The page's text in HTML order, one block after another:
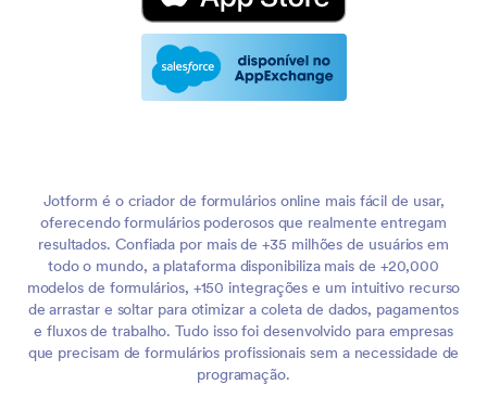
Jotform é o criador de formulários online mais fácil de usar,
oferecendo formulários poderosos que realmente entregam
resultados. Confiada por mais de +35 milhões de usuários em
todo o mundo, a plataforma disponibiliza mais de +20,000
modelos de formulários, +150 integrações e um intuitivo recurso
de arrastar e soltar para otimizar a coleta de dados, pagamentos
e fluxos de trabalho. Tudo isso foi desenvolvido para empresas
que precisam de formulários profissionais sem a necessidade de
programação.